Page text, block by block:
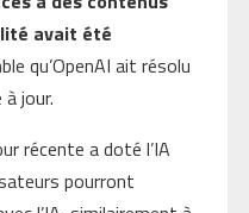
avait été
qu’OpenAI ait résolu
jour.
récente a doté l’IA
pourront